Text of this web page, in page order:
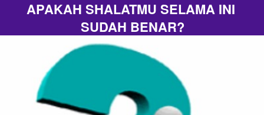
APAKAH SHALATMU SELAMA INI
SUDAH BENAR?